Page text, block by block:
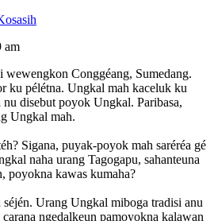
am
Conggéang, Sumedang.
ku pélétna. Ungkal mah kaceluk ku
disebut poyok Ungkal. Paribasa,
Ungkal mah.
Sigana, puyak-poyok mah saréréa gé
naha urang Tagogapu, sahanteuna
poyokna kawas kumaha?
séjén. Urang Ungkal miboga tradisi anu
ngedalkeun pamoyokna kalawan